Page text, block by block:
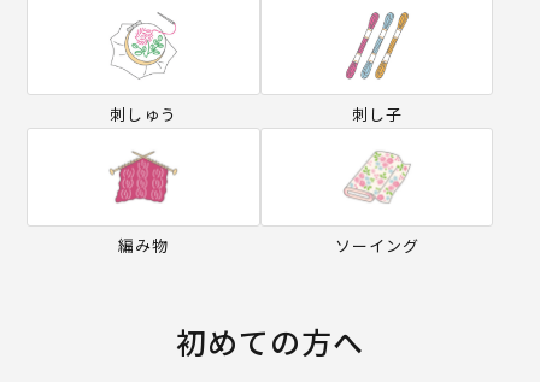
刺しゅう 刺し子
編み物 ソーイング
初めての方へ